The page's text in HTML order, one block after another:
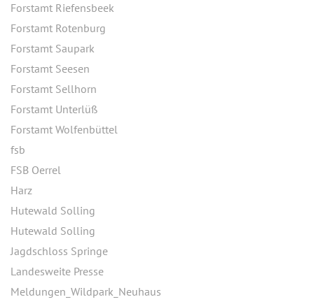
Forstamt Riefensbeek
Forstamt Rotenburg
Forstamt Saupark
Forstamt Seesen
Forstamt Sellhorn
Forstamt Unterlüß
Forstamt Wolfenbüttel
fsb
FSB Oerrel
Harz
Hutewald Solling
Hutewald Solling
Jagdschloss Springe
Landesweite Presse
Meldungen_Wildpark_Neuhaus